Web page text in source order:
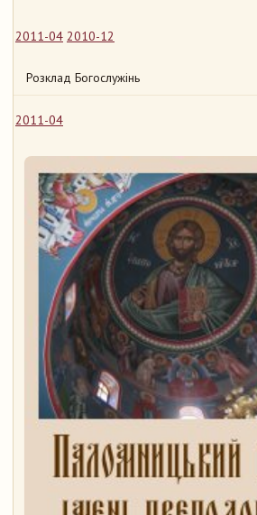
2011-04 2010-12
Розклад Богослужінь
2011-04